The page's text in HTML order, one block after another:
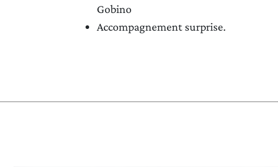
ÉVÉNEMENTS
Gobino
Accompagnement surprise.